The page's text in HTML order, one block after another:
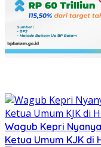
Wagub Kepri
Ketua Umum KJK di